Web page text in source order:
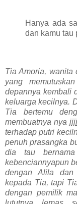
Hanya ada
dan kamu tau
Tia Amoria, wanita
yang
depannya kembali
keluarga kecilnya.
Tia bertemu
membuatnya nya
terhadap putri
penuh prasangka
dia tau
kebenciannyapun
dengan Alila dan
kepada Tia, tapi
dengan pemilik